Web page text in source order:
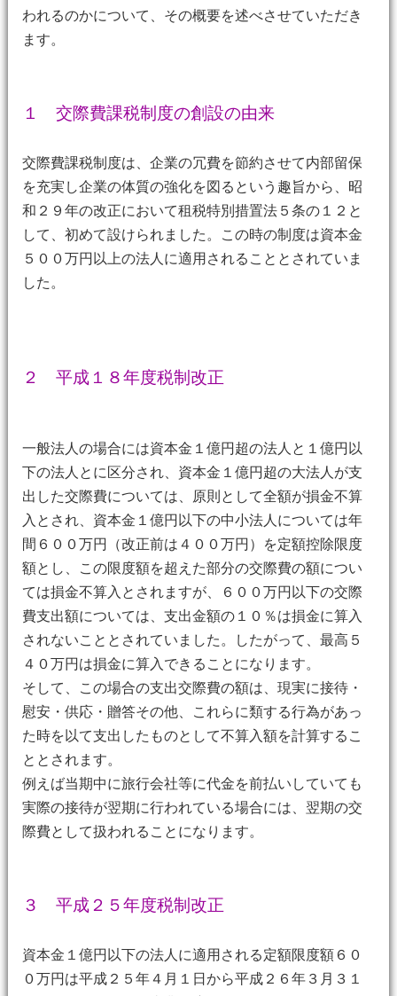
われるのかについて、その概要を述べさせていただき
ます。
１ 交際費課税制度の創設の由来
交際費課税制度は、企業の冗費を節約させて内部留保
を充実し企業の体質の強化を図るという趣旨から、昭
和２９年の改正において租税特別措置法５条の１２と
して、初めて設けられました。この時の制度は資本金
５００万円以上の法人に適用されることとされていま
した。
２ 平成１８年度税制改正
一般法人の場合には資本金１億円超の法人と１億円以
下の法人とに区分され、資本金１億円超の大法人が支
出した交際費については、原則として全額が損金不算
入とされ、資本金１億円以下の中小法人については年
間６００万円（改正前は４００万円）を定額控除限度
額とし、この限度額を超えた部分の交際費の額につい
ては損金不算入とされますが、６００万円以下の交際
費支出額については、支出金額の１０％は損金に算入
されないこととされていました。したがって、最高５
４０万円は損金に算入できることになります。
そして、この場合の支出交際費の額は、現実に接待・
慰安・供応・贈答その他、これらに類する行為があっ
た時を以て支出したものとして不算入額を計算するこ
ととされます。
例えば当期中に旅行会社等に代金を前払いしていても
実際の接待が翌期に行われている場合には、翌期の交
際費として扱われることになります。
３ 平成２５年度税制改正
資本金１億円以下の法人に適用される定額限度額６０
０万円は平成２５年４月１日から平成２６年３月３１